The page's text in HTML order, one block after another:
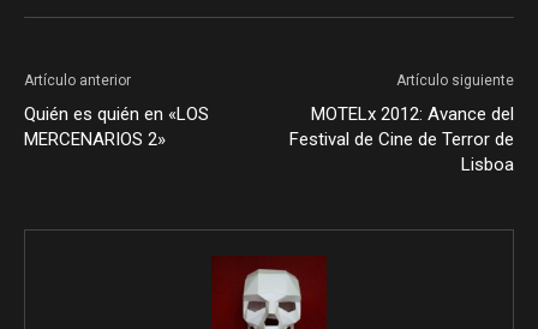
Artículo anterior
Quién es quién en «LOS
MERCENARIOS 2»
Artículo siguiente
MOTELx 2012: Avance del
Festival de Cine de Terror de
Lisboa